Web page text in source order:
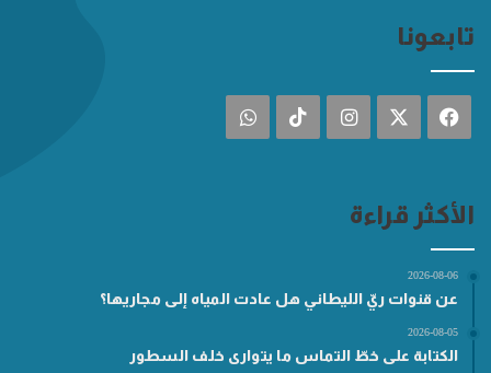
تابعونا
فيسبوك انستقرام ‫TikTokواتساب
الأكثر قراءة
2026-08-06
عن قنوات ريّ الليطاني هل عادت المياه إلى مجاريها؟
2026-08-05
الكتابة على خطّ التماس ما يتوارى خلف السطور